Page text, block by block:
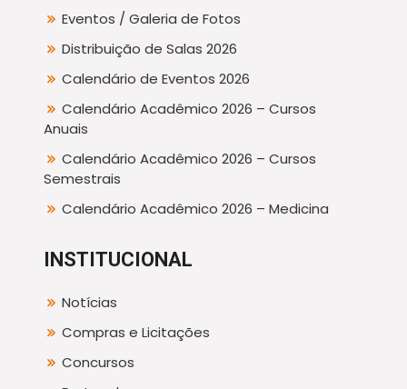
Eventos / Galeria de Fotos
Distribuição de Salas 2026
Calendário de Eventos 2026
Calendário Acadêmico 2026 – Cursos
Anuais
Calendário Acadêmico 2026 – Cursos
Semestrais
Calendário Acadêmico 2026 – Medicina
INSTITUCIONAL
Notícias
Compras e Licitações
Concursos